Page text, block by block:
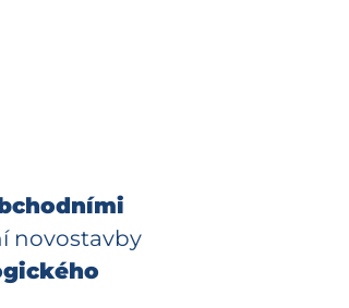
novostavby